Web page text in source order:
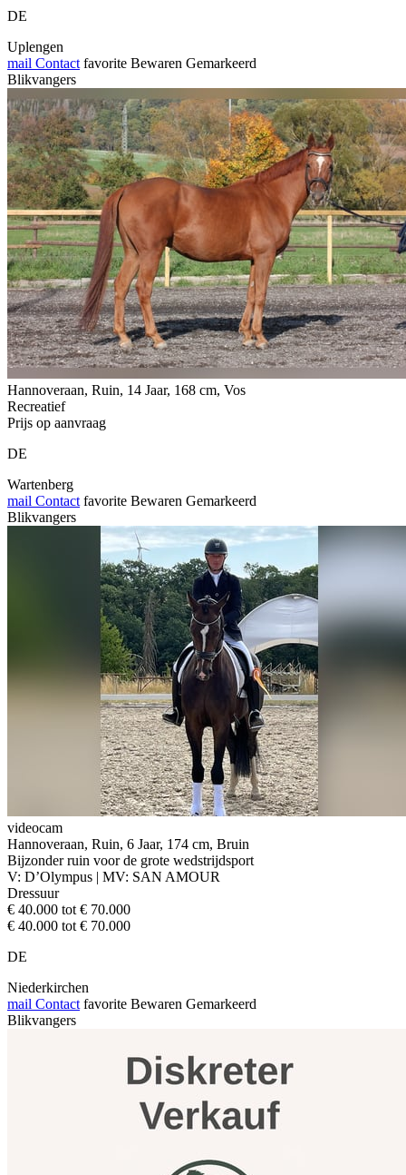
DE
Uplengen
mail Contact favorite Bewaren Gemarkeerd
Blikvangers
Hannoveraan, Ruin, 14 Jaar, 168 cm, Vos
Recreatief
Prijs op aanvraag
DE
Wartenberg
mail Contact favorite Bewaren Gemarkeerd
Blikvangers
videocam
Hannoveraan, Ruin, 6 Jaar, 174 cm, Bruin
Bijzonder ruin voor de grote wedstrijdsport
V: D’Olympus | MV: SAN AMOUR
Dressuur
€ 40.000 tot € 70.000
€ 40.000 tot € 70.000
DE
Niederkirchen
mail Contact favorite Bewaren Gemarkeerd
Blikvangers